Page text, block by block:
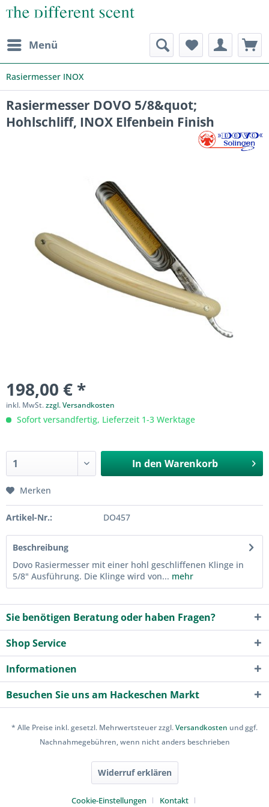
Menü
Rasiermesser INOX
Rasiermesser DOVO 5/8&quot;
Hohlschliff, INOX Elfenbein Finish
198,00 € *
inkl. MwSt.zzgl. Versandkosten
Sofort versandfertig, Lieferzeit 1-3 Werktage
In den Warenkorb
Merken
Artikel-Nr.: DO457
Beschreibung
Dovo Rasiermesser mit einer hohl geschliffenen Klinge in
5/8" Ausführung. Die Klinge wird von... mehr
Sie benötigen Beratung oder haben Fragen?
Shop Service
Informationen
Besuchen Sie uns am Hackeschen Markt
* Alle Preise inkl. gesetzl. Mehrwertsteuer zzgl.Versandkosten und ggf.
Nachnahmegebühren, wenn nicht anders beschrieben
Widerruf erklären
Cookie-Einstellungen Kontakt